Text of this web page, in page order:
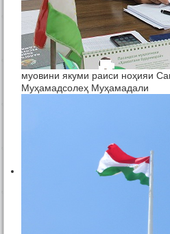
муовини якуми раиси ноҳияи
Муҳамадсолеҳ Муҳамадали